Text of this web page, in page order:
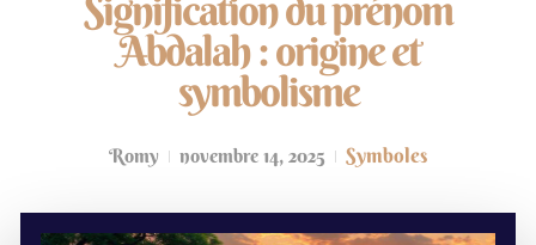
Signification du prénom
Abdalah : origine et
symbolisme
Romy novembre 14, 2025 Symboles